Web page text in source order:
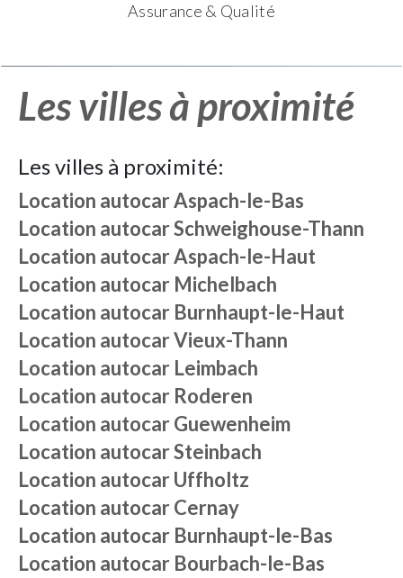
Assurance & Qualité
Les villes à proximité
Les villes à proximité:
Location autocarAspach-le-Bas
Location autocarSchweighouse-Thann
Location autocarAspach-le-Haut
Location autocar Michelbach
Location autocar Burnhaupt-le-Haut
Location autocarVieux-Thann
Location autocar Leimbach
Location autocar Roderen
Location autocarGuewenheim
Location autocarSteinbach
Location autocarUffholtz
Location autocarCernay
Location autocar Burnhaupt-le-Bas
Location autocar Bourbach-le-Bas